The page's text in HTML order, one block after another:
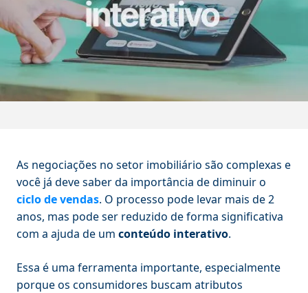
As negociações no setor imobiliário são complexas e
você já deve saber da importância de diminuir o
ciclo de vendas. O processo pode levar mais de 2
anos, mas pode ser reduzido de forma significativa
com a ajuda de um conteúdo interativo.
Essa é uma ferramenta importante, especialmente
porque os consumidores buscam atributos